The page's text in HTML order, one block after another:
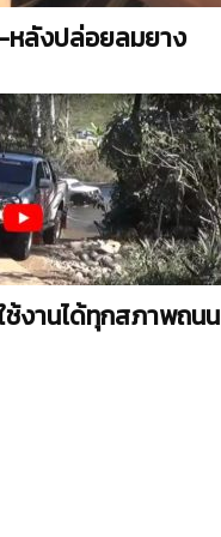
หลังปล่อยลมยาง
ช้งานได้ทุกสภาพถนน